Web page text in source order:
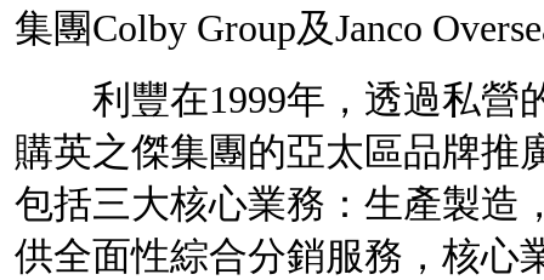
集團Colby Group及Janco
利豐在1999年，透過私營
購英之傑集團的亞太區品牌推
包括三大核心業務 ：生產製
供全面性綜合分銷服務，核心